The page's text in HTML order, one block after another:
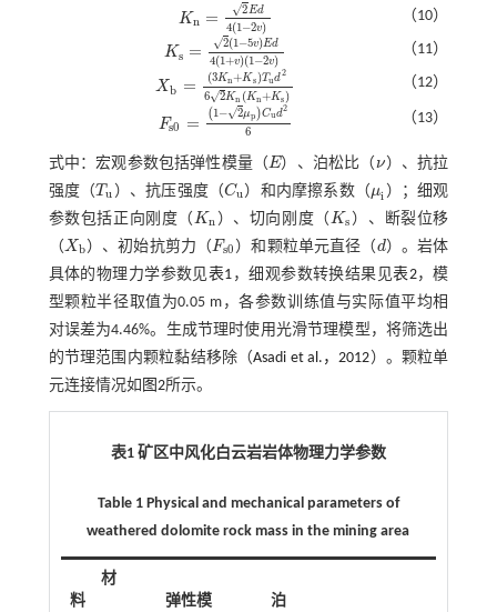
Kn = 2
√ Ed
4(1−2v)
Kn= 2Ed 41-2v （10）
Ks = 2
√ (1−5v)Ed
4(1+v)(1−2v)
Ks= 21- 5vEd41+v1-2 （11）
Xb = (3Kn+K s)Tud2
6 2
√ Kn (Kn+Ks)
Xb= 3Kn +KsTud262KnKn （12）
Fs0 = (1− 2
√ μp )Cud2
6
Fs0= 1-2 μpCud26
（13）
式中：宏观参数包括弹性模量（E
E ）、泊松比（ ν
ν ）、抗拉
强度（Tu
Tu ）、抗压强度（Cu
Cu ）和内摩擦系数（μi
μi ）；细观
参数包括正向刚度（ Kn
Kn ）、切向刚度（ Ks
Ks ）、断裂位移
（ Xb
Xb ）、初始抗剪力（Fs0
Fs0 ）和颗粒单元直径（d
d）。岩体
具体的物理力学参数见表1 ，细观参数转换结果见表2，模
型颗粒半径取值为0.05 m，各参数训练值与实际值平均相
对误差为4.46%。生成节理时使用光滑节理模型，将筛选出
的节理范围内颗粒黏结移除（Asadi et al.，2012）。颗粒单
元连接情况如 图2所示。
表1 矿区中风化白云岩岩体物理力学参数
Table 1 Physical and mechanical parameters of
weathered dolomite rock mass in the mining area
材
料
弹性模
泊